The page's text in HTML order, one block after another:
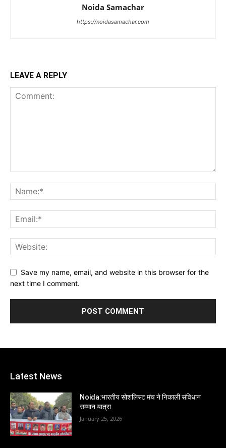
Noida Samachar
https://noidasamachar.com
LEAVE A REPLY
Save my name, email, and website in this browser for the
next time I comment.
Latest News
Noida:भारतीय सोशलिस्ट मंच ने निकाली संविधान
सम्मान यात्रा
January 25, 2026